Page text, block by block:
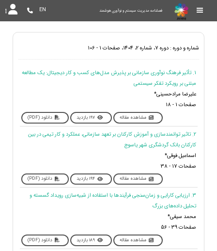
فصلنامه مدیریت سیستم و نوآوری هوشمند EN
شماره و دوره : دوره 7، شماره 2، 1404، صفحات 1 - 106
1. تأثیر فرهنگ نوآوری سازمانی بر پذیرش مدل‌های کسب و کار دیجیتال: یک مطالعه
مبتنی بر رویکرد تفکر سیستمی
علیرضا مرادحسینی*
صفحات 1 - 18
مشاهده مقاله 197 بازدید دانلود (PDF)
2. تاثیر توانمندسازی و آموزش کارکنان بر تعهد سازمانی، عملکرد و کار تیمی در بین
کارکنان بانک گردشگری شهر یاسوج
اسماعیل فوقی*
صفحات 17 - 38
مشاهده مقاله 194 بازدید دانلود (PDF)
3. ارزیابی کارایی و زمان‌سنجی فرآیندها با استفاده از شبیه‌سازی رویداد گسسته و
تحلیل داده‌های بزرگ
محمد سیفی*
صفحات 39 - 56
مشاهده مقاله 189 بازدید دانلود (PDF)